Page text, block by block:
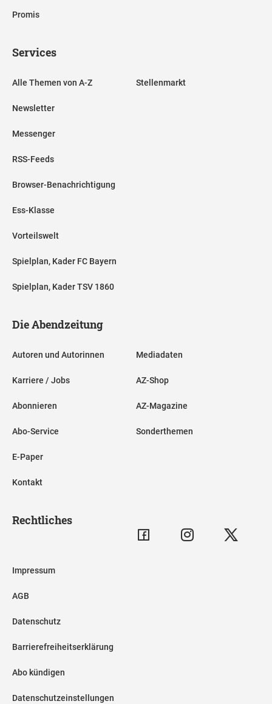
Promis
Services
Alle Themen von A-Z
Newsletter
Messenger
RSS-Feeds
Browser-Benachrichtigung
Ess-Klasse
Vorteilswelt
Spielplan, Kader FC Bayern
Spielplan, Kader TSV 1860
Stellenmarkt
Die Abendzeitung
Autoren und Autorinnen
Karriere / Jobs
Abonnieren
Abo-Service
E-Paper
Kontakt
Mediadaten
AZ-Shop
AZ-Magazine
Sonderthemen
Rechtliches
Impressum
AGB
Datenschutz
Barrierefreiheitserklärung
Abo kündigen
Datenschutzeinstellungen